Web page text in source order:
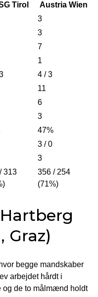
Tirol
Austria Wien
3
3
7
1
4 / 3
11
6
3
47%
3 / 0
3
313
356 / 254
(71%)
Graz)
begge mandskaber
arbejdet hårdt i
og de to målmænd holdt